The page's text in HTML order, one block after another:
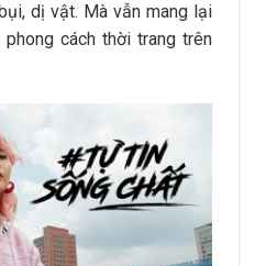
dị vật. Mà vẫn mang lại
cách thời trang trên